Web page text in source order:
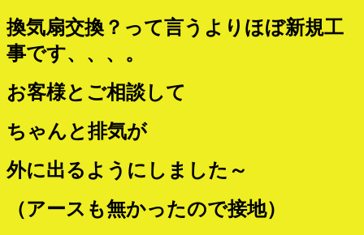
換気扇交換？って言うよりほぼ新規工
事です、、、。
お客様とご相談して
ちゃんと排気が
外に出るようにしました～
（アースも無かったので接地）